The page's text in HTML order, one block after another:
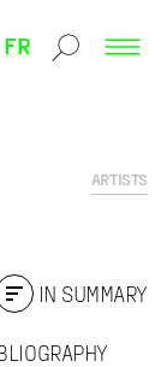
FR
ARTISTS
IN SUMMARY